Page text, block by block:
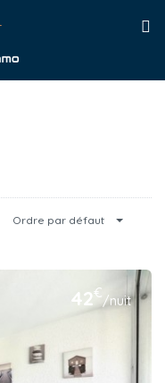
Ordre par défaut
42€/nuit